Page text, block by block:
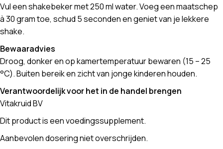
Vul een shakebeker met 250 ml water. Voeg een maatschep
à 30 gram toe, schud 5 seconden en geniet van je lekkere
shake.
Bewaaradvies
Droog, donker en op kamertemperatuur bewaren (15 – 25
°C). Buiten bereik en zicht van jonge kinderen houden.
Verantwoordelijk voor het in de handel brengen
Vitakruid BV
Dit product is een voedingssupplement.
Aanbevolen dosering niet overschrijden.